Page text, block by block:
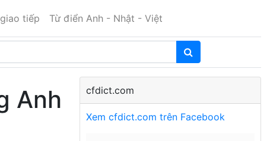
tiếp Từ điển Anh - Nhật - Việt
Anh cfdict.com
Xem cfdict.com trên Facebook